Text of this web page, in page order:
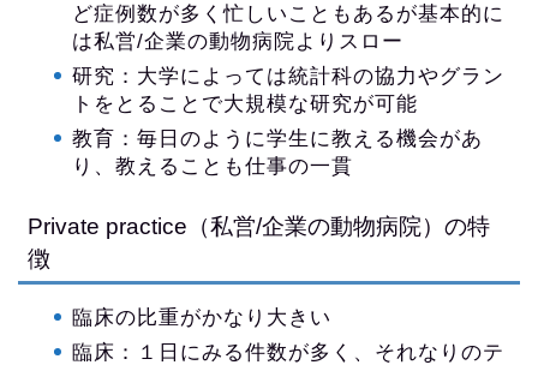
ど症例数が多く忙しいこともあるが基本的に
は私営/企業の動物病院よりスロー
研究：大学によっては統計科の協力やグラン
トをとることで大規模な研究が可能
教育：毎日のように学生に教える機会があ
り、教えることも仕事の一貫
Private practice（私営/企業の動物病院）の特
徴
臨床の比重がかなり大きい
臨床：１日にみる件数が多く、それなりのテ